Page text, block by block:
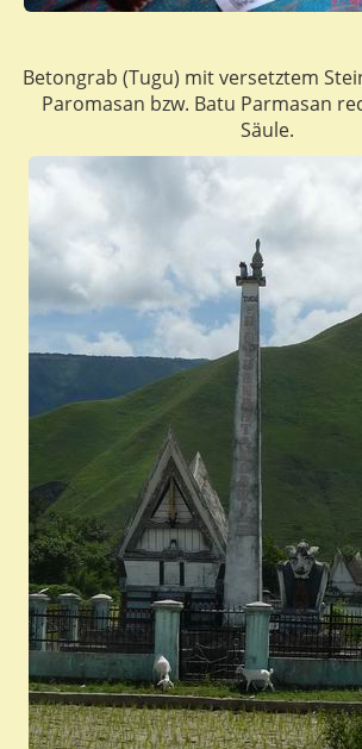
Betongrab (Tugu) mit versetztem
Paromasan bzw. Batu Parmasan
Säule.